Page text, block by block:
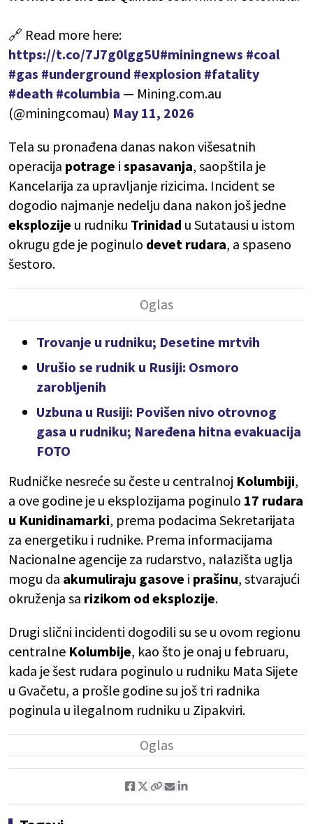
🔗 Read more here:
https://t.co/7J7g0lgg5U#miningnews #coal
#gas #underground #explosion #fatality
#death #columbia — Mining.com.au
(@miningcomau) May 11, 2026
Tela su pronađena danas nakon višesatnih
operacija potrage i spasavanja, saopštila je
Kancelarija za upravljanje rizicima. Incident se
dogodio najmanje nedelju dana nakon još jedne
eksplozije u rudniku Trinidad u Sutatausi u istom
okrugu gde je poginulo devet rudara, a spaseno
šestoro.
Trovanje u rudniku; Desetine mrtvih
Urušio se rudnik u Rusiji: Osmoro
zarobljenih
Uzbuna u Rusiji: Povišen nivo otrovnog
gasa u rudniku; Naređena hitna evakuacija
FOTO
Rudničke nesreće su česte u centralnoj Kolumbiji,
a ove godine je u eksplozijama poginulo 17 rudara
u Kunidinamarki, prema podacima Sekretarijata
za energetiku i rudnike. Prema informacijama
Nacionalne agencije za rudarstvo, nalazišta uglja
mogu da akumuliraju gasove i prašinu, stvarajući
okruženja sa rizikom od eksplozije.
Drugi slični incidenti dogodili su se u ovom regionu
centralne Kolumbije, kao što je onaj u februaru,
kada je šest rudara poginulo u rudniku Mata Sijete
u Gvačetu, a prošle godine su još tri radnika
poginula u ilegalnom rudniku u Zipakviri.